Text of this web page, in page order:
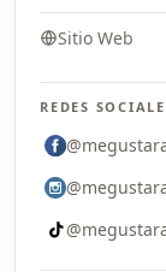
Sitio Web
REDES